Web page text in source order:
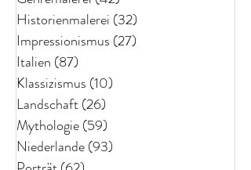
Historienmalerei (32)
Impressionismus (27)
Italien (87)
Klassizismus (10)
Landschaft(26)
Mythologie(59)
Niederlande(93)